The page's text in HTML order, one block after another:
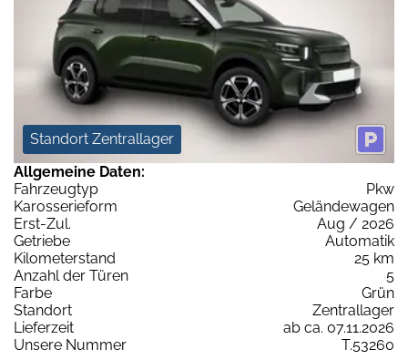
Standort Zentrallager
Allgemeine Daten:
Fahrzeugtyp
Pkw
Karosserieform
Geländewagen
Erst-Zul.
Aug / 2026
Getriebe
Automatik
Kilometerstand
25 km
Anzahl der Türen
5
Farbe
Grün
Standort
Zentrallager
Lieferzeit
ab ca. 07.11.2026
Unsere Nummer
T.53260